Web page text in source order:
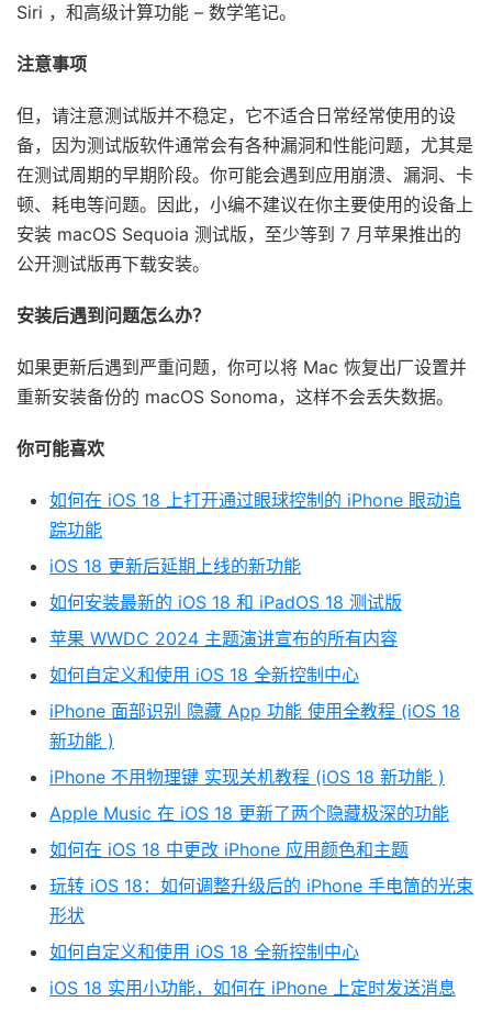
Siri ，和高级计算功能 – 数学笔记。
注意事项
但，请注意测试版并不稳定，它不适合日常经常使用的设
备，因为测试版软件通常会有各种漏洞和性能问题，尤其是
在测试周期的早期阶段。你可能会遇到应用崩溃、漏洞、卡
顿、耗电等问题。因此，小编不建议在你主要使用的设备上
安装 macOS Sequoia 测试版，至少等到 7 月苹果推出的
公开测试版再下载安装。
安装后遇到问题怎么办？
如果更新后遇到严重问题，你可以将 Mac 恢复出厂设置并
重新安装备份的 macOS Sonoma，这样不会丢失数据。
你可能喜欢
如何在 iOS 18 上打开通过眼球控制的 iPhone 眼动追
踪功能
iOS 18 更新后延期上线的新功能
如何安装最新的 iOS 18 和 iPadOS 18 测试版
苹果 WWDC 2024 主题演讲宣布的所有内容
如何自定义和使用 iOS 18 全新控制中心
iPhone 面部识别 隐藏 App 功能 使用全教程 (iOS 18
新功能 )
iPhone 不用物理键 实现关机教程 (iOS 18 新功能 )
Apple Music 在 iOS 18 更新了两个隐藏极深的功能
如何在 iOS 18 中更改 iPhone 应用颜色和主题
玩转 iOS 18：如何调整升级后的 iPhone 手电筒的光束
形状
如何自定义和使用 iOS 18 全新控制中心
iOS 18 实用小功能，如何在 iPhone 上定时发送消息